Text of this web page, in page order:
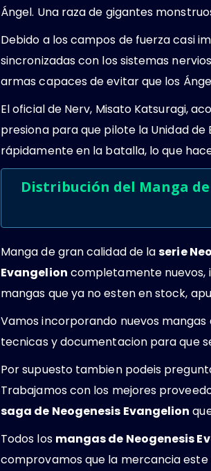
Ángel. Una raza de gigantes
Debido a los campos de fuerza casi
sincronizadas con los sistemas
armas capaces de evitar que los
El oficial de Nerv, Misato Katsuragi,
presiona para que pilote la Unidad
rápidamente en la batalla, lo que
Distribución del Manga
Manga de gran calidad de laserie
Evangelion completamente nuevos,
mangas que ya no esten en stock,
Vamos incorporando nuevos mangas
tecnicas y documentacion para que
Por supuesto tambien podeis
Trabajamos con los mejores
saga de Neogenesis Evangelion
Todos los mangas de Neogenesis
comprovamos que la mercancia